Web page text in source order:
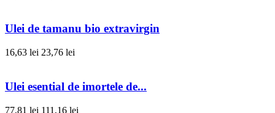
Ulei de tamanu bio extravirgin
16,63 lei 23,76 lei
Ulei esential de imortele de...
77,81 lei 111,16 lei